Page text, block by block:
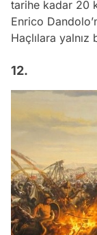
tarihe kadar 20
Enrico
Haçlılara
12.